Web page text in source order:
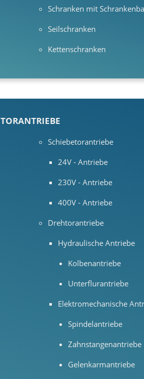
Schranken mit
Seilschranken
Kettenschranken
TORANTRIEBE
Schiebetorantriebe
24V - Antriebe
230V - Antriebe
400V - Antriebe
Drehtorantriebe
Hydraulische Antriebe
Kolbenantriebe
Unterflurantriebe
Elektromechanische
Spindelantriebe
Zahnstangenantriebe
Gelenkarmantriebe